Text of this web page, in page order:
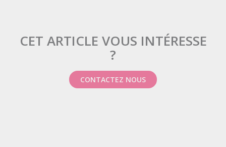
CET ARTICLE VOUS INTÉRESSE
?
CONTACTEZ NOUS